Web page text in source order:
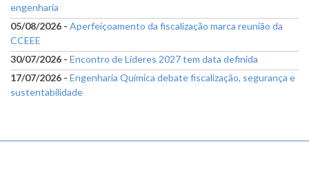
engenharia
05/08/2026 - Aperfeiçoamento da fiscalização marca reunião da
CCEEE
30/07/2026 - Encontro de Líderes 2027 tem data definida
17/07/2026 - Engenharia Química debate fiscalização, segurança e
sustentabilidade